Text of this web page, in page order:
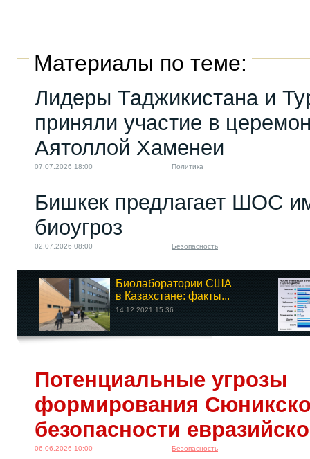
Материалы по теме:
Лидеры Таджикистана и
приняли участие в
Аятоллой Хаменеи
07.07.2026 18:00 Политика
Бишкек предлагает ШОС
биоугроз
02.07.2026 08:00 Безопасность
Биолаборатории США
в Казахстане: факты...
14.12.2021 15:36
Потенциальные угрозы
формирования
безопасности
06.06.2026 10:00 Безопасность